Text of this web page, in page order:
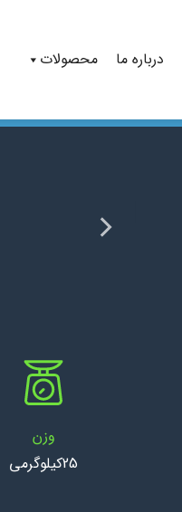
درباره ما محصولات
وزن
25کیلوگرمی